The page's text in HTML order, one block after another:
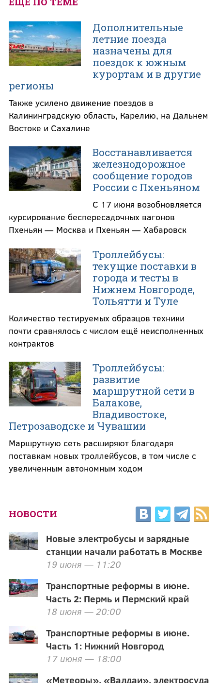
Дополнительные
летние поезда
назначены для
поездок к южным
курортам и в другие
регионы
Также усилено движение поездов в
Калининградскую область, Карелию, на Дальнем
Востоке и Сахалине
Восстанавливается
железнодорожное
сообщение городов
России с Пхеньяном
С 17 июня возобновляется
курсирование беспересадочных вагонов
Пхеньян — Москва и Пхеньян — Хабаровск
Троллейбусы:
текущие поставки в
города и тесты в
Нижнем Новгороде,
Тольятти и Туле
Количество тестируемых образцов техники
почти сравнялось с числом ещё неисполненных
контрактов
Троллейбусы:
развитие
маршрутной сети в
Балакове,
Владивостоке,
Петрозаводске и Чувашии
Маршрутную сеть расширяют благодаря
поставкам новых троллейбусов, в том числе с
увеличенным автономным ходом
НОВОСТИ
Новые электробусы и зарядные
станции начали работать в Москве
19 июня — 11:20
Транспортные реформы в июне.
Часть 2: Пермь и Пермский край
18 июня — 20:00
Транспортные реформы в июне.
Часть 1: Нижний Новгород
17 июня — 18:00
«Метеоры», «Валдаи», электросуда